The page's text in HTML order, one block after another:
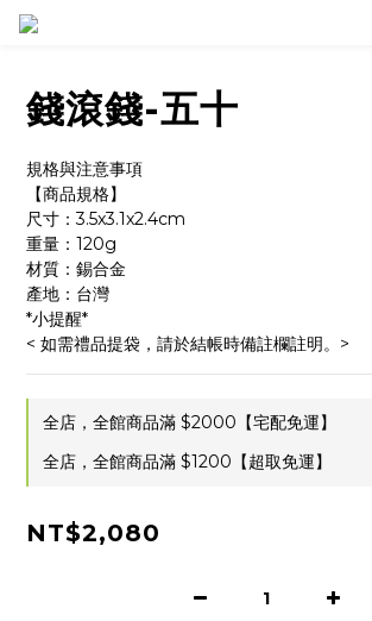
錢滾錢-五十
規格與注意事項
【商品規格】
尺寸：3.5x3.1x2.4cm
重量：120g
材質：錫合金
產地：台灣
*小提醒*
< 如需禮品提袋，請於結帳時備註欄註明。>
全店，全館商品滿 $2000【宅配免運】
全店，全館商品滿 $1200【超取免運】
NT$2,080